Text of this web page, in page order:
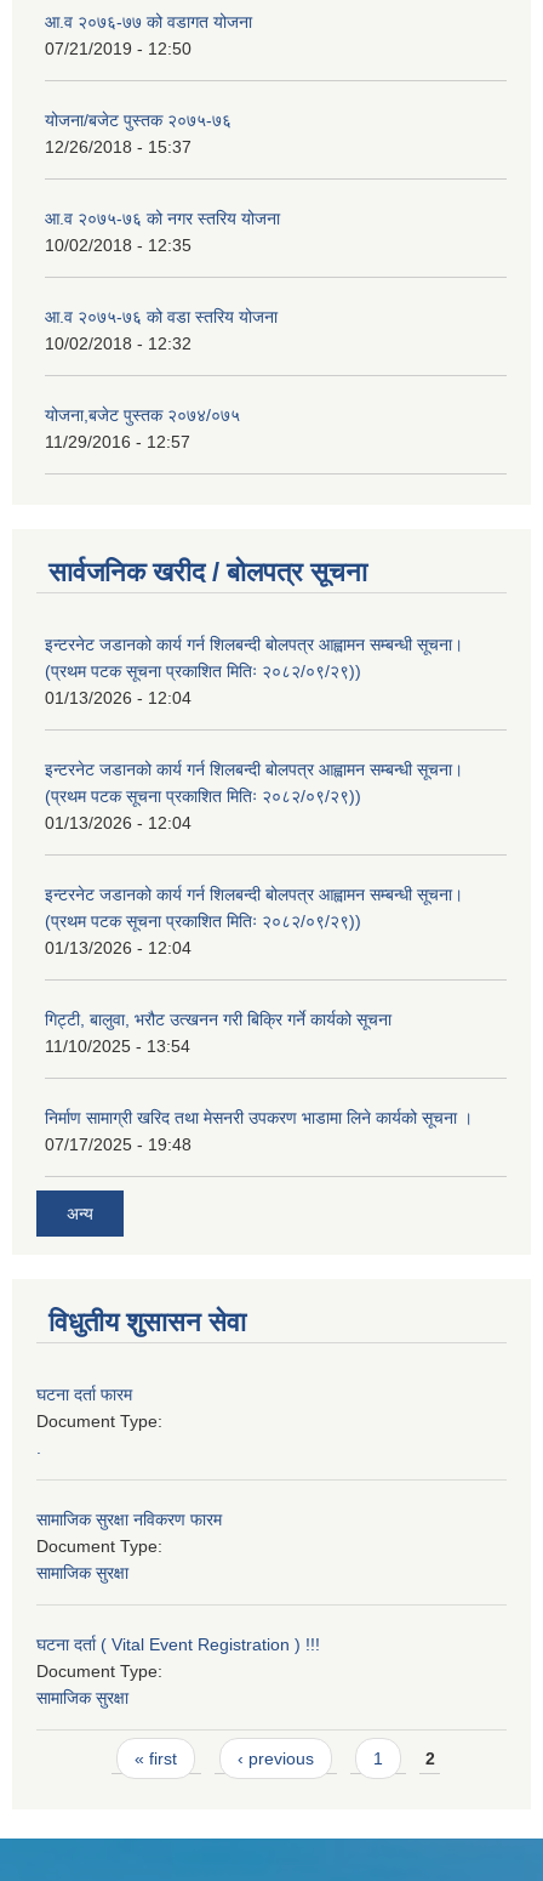
आ.व २०७६-७७ को वडागत योजना
07/21/2019 - 12:50
योजना/बजेट पुस्तक २०७५-७६
12/26/2018 - 15:37
आ.व २०७५-७६ को नगर स्तरिय योजना
10/02/2018 - 12:35
आ.व २०७५-७६ को वडा स्तरिय योजना
10/02/2018 - 12:32
योजना,बजेट पुस्तक २०७४/०७५
11/29/2016 - 12:57
सार्वजनिक खरीद / बोलपत्र सूचना
इन्टरनेट जडानको कार्य गर्न शिलबन्दी बोलपत्र आह्वामन सम्बन्धी सूचना।
(प्रथम पटक सूचना प्रकाशित मितिः २०८२/०९/२९))
01/13/2026 - 12:04
इन्टरनेट जडानको कार्य गर्न शिलबन्दी बोलपत्र आह्वामन सम्बन्धी सूचना।
(प्रथम पटक सूचना प्रकाशित मितिः २०८२/०९/२९))
01/13/2026 - 12:04
इन्टरनेट जडानको कार्य गर्न शिलबन्दी बोलपत्र आह्वामन सम्बन्धी सूचना।
(प्रथम पटक सूचना प्रकाशित मितिः २०८२/०९/२९))
01/13/2026 - 12:04
गिट्टी, बालुवा, भरौट उत्खनन गरी बिक्रि गर्ने कार्यको सूचना
11/10/2025 - 13:54
निर्माण सामाग्री खरिद तथा मेसनरी उपकरण भाडामा लिने कार्यको सूचना ।
07/17/2025 - 19:48
अन्य
विधुतीय शुसासन सेवा
घटना दर्ता फारम
Document Type:
सामाजिक सुरक्षा नविकरण फारम
Document Type:
सामाजिक सुरक्षा
घटना दर्ता ( Vital Event Registration ) !!!
Document Type:
सामाजिक सुरक्षा
Pages« first ‹ previous 1 2